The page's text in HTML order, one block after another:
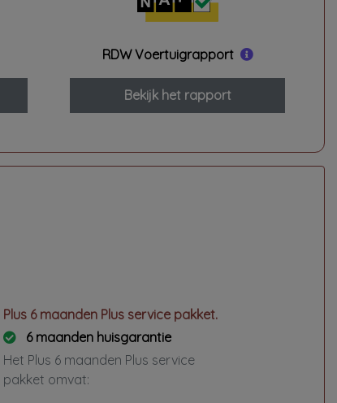
RDW Voertuigrapport
Bekijk het rapport
Plus 6 maanden Plus service pakket.
6 maanden huisgarantie
Het Plus 6 maanden Plus service
pakket omvat: